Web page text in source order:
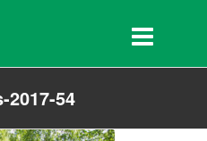
2017-54